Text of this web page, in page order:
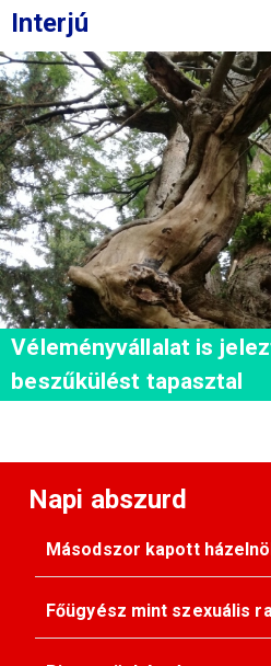
Interjú
Véleményvállalat is
beszűkülést tapasztal
Napi abszurd
Másodszor kapott
Főügyész mint szexuális